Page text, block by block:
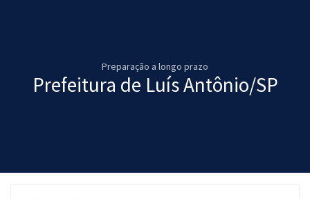
Preparação a longo prazo
Prefeitura de Luís Antônio/SP